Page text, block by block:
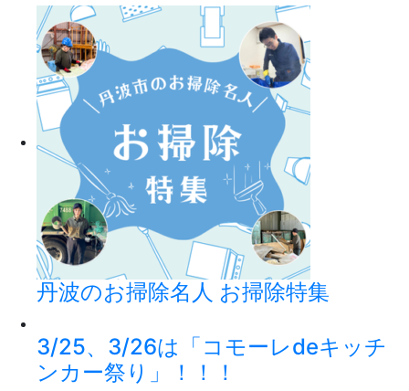
丹波のお掃除名人 お掃除特集
3/25、3/26は「コモーレdeキッチ
ンカー祭り」！！！